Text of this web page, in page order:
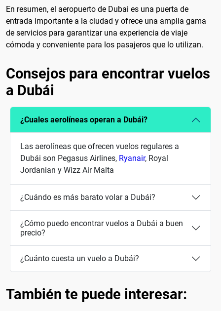
En resumen, el aeropuerto de Dubai es una puerta de
entrada importante a la ciudad y ofrece una amplia gama
de servicios para garantizar una experiencia de viaje
cómoda y conveniente para los pasajeros que lo utilizan.
Consejos para encontrar vuelos
a Dubái
¿Cuales aerolíneas operan a Dubái?
Las aerolíneas que ofrecen vuelos regulares a
Dubái son Pegasus Airlines, Ryanair, Royal
Jordanian y Wizz Air Malta
¿Cuándo es más barato volar a Dubái?
¿Cómo puedo encontrar vuelos a Dubái a buen
precio?
¿Cuánto cuesta un vuelo a Dubái?
También te puede interesar: